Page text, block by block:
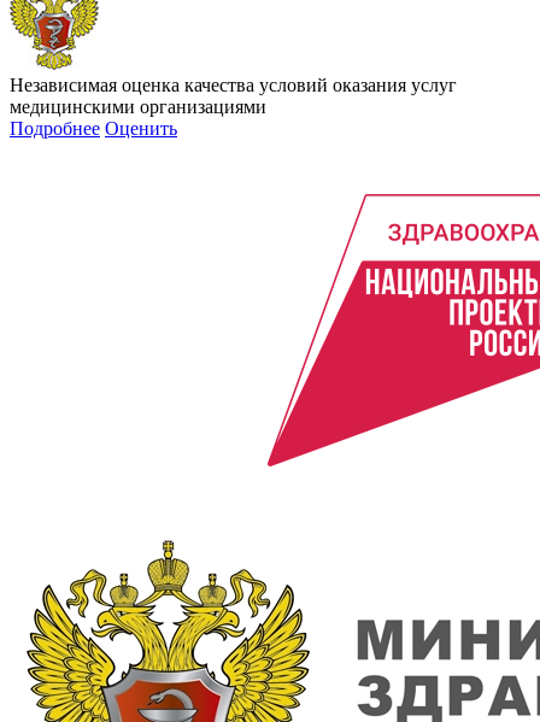
Независимая оценка качества условий оказания услуг
медицинскими организациями
Подробнее Оценить